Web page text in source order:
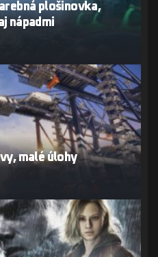
plošinovka,
nápadmi
malé úlohy